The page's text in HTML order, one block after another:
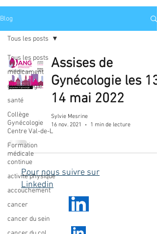
Blog
Tous les posts
médicament
gynécologie
santé
Collège
Gynécologie
Centre Val-de-L
Formation
médicale
continue
activité physique
accouchement
cancer
cancer du sein
Tous les posts
Assises de
Gynécologie les 13-
14 mai 2022
Sylvie Mesrine
16 nov. 2021
1 min de lecture
Pour nous suivre sur
Linkedin